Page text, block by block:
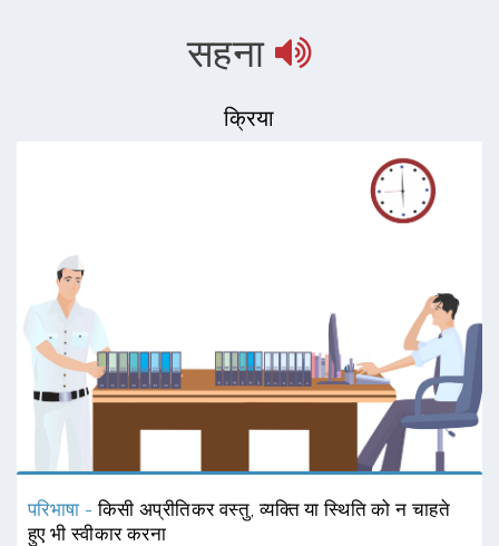
सहना
क्रिया
परिभाषा -किसी अप्रीतिकर वस्तु, व्यक्ति या स्थिति को न चाहते
हुए भी स्वीकार करना